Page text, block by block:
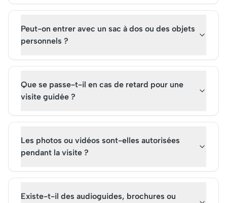
Peut-on entrer avec un sac à dos ou des objets
personnels ?
Que se passe-t-il en cas de retard pour une
visite guidée ?
Les photos ou vidéos sont-elles autorisées
pendant la visite ?
Existe-t-il des audioguides, brochures ou